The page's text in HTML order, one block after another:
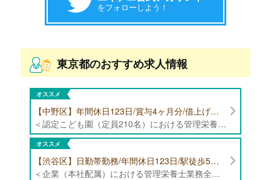
をフォローしよう！
東京都のおすすめ求人情報
オススメ
【中野区】年間休日123日/賞与4ヶ月分/借上げ住宅制度あり 認定こども園（定員210名）にて管理栄養士・栄養士募集！
＜認定こども園（定員210名）における管理栄養士・栄養士業務全般＞ ・管理栄養士、栄養士業務全般
オススメ
【渋谷区】日勤帯勤務/年間休日123日/駅徒歩5分/企業（本社配属）にて管理栄養士募集！
＜企業（本社配属）における管理栄養士業務全般＞ ・本社および在宅（週1日程度）で、運営・受託する保育園（約50箇所）の管理栄養士・マネジメント業務全般 ・調理指導、育成 ・調理代行※欠員時 ・衛生管理 ・献立作成 ・食材発注 ・園長、調理スタッフとの給食会議 ・クライアント企業との給食会議（食育等の企画提案） ・採用業務（面接・施設見学同行）など ・担当保育園の定期巡回（直行やオンライン対応あり） ※23区内の認可保育園や、事業所内保育園（市川市、古河市、厚木市・追浜等）